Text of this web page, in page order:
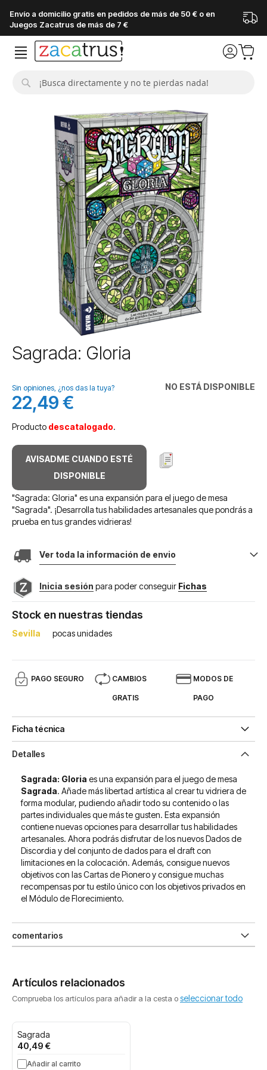
Envío a domicilio gratis en pedidos de más de 50 € o en
Juegos Zacatrus de más de 7 €
Saltar
al
de
la
galería
imágenes
Sagrada: Gloria
NO ESTÁ DISPONIBLE
Sin opiniones, ¿nos das la tuya?
22,49 €
Producto descatalogado.
AVISADME CUANDO ESTÉ
DISPONIBLE
"Sagrada: Gloria" es una expansión para el juego de mesa
"Sagrada". ¡Desarrolla tus habilidades artesanales que pondrás a
prueba en tus grandes vidrieras!
Ver toda la información de envio
Inicia sesión para poder conseguir Fichas
Stock en nuestras tiendas
Sevilla pocas unidades
PAGO SEGURO CAMBIOS
GRATIS
MODOS DE
PAGO
Ficha técnica
Detalles
Sagrada: Gloria es una expansión para el juego de mesa
Sagrada. Añade más libertad artística al crear tu vidriera de
forma modular, pudiendo añadir todo su contenido o las
partes individuales que más te gusten. Esta expansión
contiene nuevas opciones para desarrollar tus habilidades
artesanales. Ahora podrás disfrutar de los nuevos Dados de
Discordia y del conjunto de dados para el draft con
limitaciones en la colocación. Además, consigue nuevos
objetivos con las Cartas de Pionero y consigue muchas
recompensas por tu estilo único con los objetivos privados en
el Módulo de Florecimiento.
comentarios
Artículos relacionados
Comprueba los artículos para añadir a la cesta oseleccionar todo
Sagrada
40,49 €
Añadir al carrito